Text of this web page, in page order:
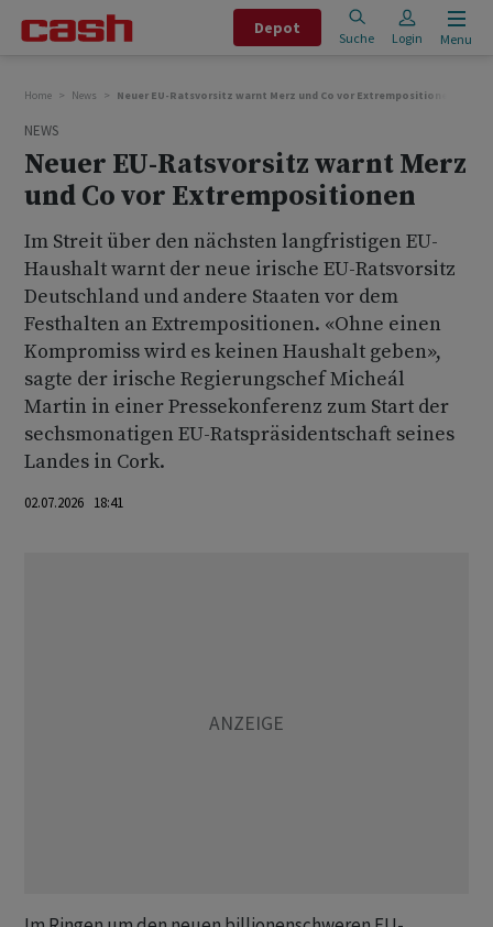
Depot
Suche Login Menu
Home News Neuer EU-Ratsvorsitz warnt Merz und Co vor Extrempositionen
NEWS
Neuer EU-Ratsvorsitz warnt Merz
und Co vor Extrempositionen
Im Streit über den nächsten langfristigen EU-
Haushalt warnt der neue irische EU-Ratsvorsitz
Deutschland und andere Staaten vor dem
Festhalten an Extrempositionen. «Ohne einen
Kompromiss wird es keinen Haushalt geben»,
sagte der irische Regierungschef Micheál
Martin in einer Pressekonferenz zum Start der
sechsmonatigen EU-Ratspräsidentschaft seines
Landes in Cork.
02.07.2026 18:41